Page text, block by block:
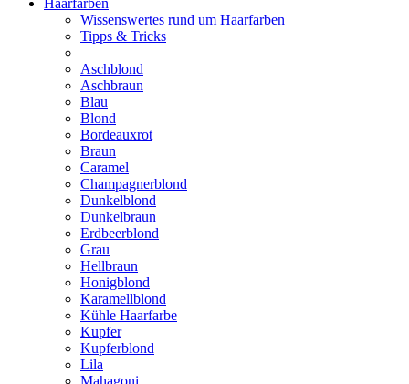
Haarfarben
Wissenswertes rund um Haarfarben
Tipps & Tricks
Aschblond
Aschbraun
Blau
Blond
Bordeauxrot
Braun
Caramel
Champagnerblond
Dunkelblond
Dunkelbraun
Erdbeerblond
Grau
Hellbraun
Honigblond
Karamellblond
Kühle Haarfarbe
Kupfer
Kupferblond
Lila
Mahagoni